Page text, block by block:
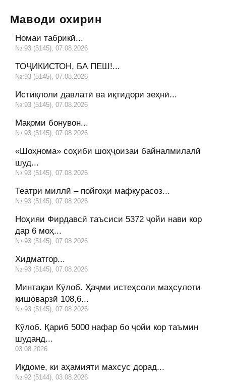
Маводи охирин
Номаи табрикӣ...
№:93 (5145), 07.08.2026
ТОҶИКИСТОН, БА ПЕШ!...
№:93 (5145), 07.08.2026
Истиқлоли давлатӣ ва иқтидори зеҳнӣ...
№:93 (5145), 07.08.2026
Мақоми бонувон...
№:93 (5145), 07.08.2026
«Шоҳнома» соҳиби шоҳҷоизаи байналмилалӣ
шуд...
№:93 (5145), 07.08.2026
Театри миллӣ – пойгоҳи мафкурасоз...
№:93 (5145), 07.08.2026
Ноҳияи Фирдавсӣ таъсиси 5372 ҷойи нави кор
дар 6 моҳ...
№:93 (5145), 07.08.2026
Хидматгор...
№:93 (5145), 07.08.2026
Минтақаи Кӯлоб. Ҳаҷми истеҳсоли маҳсулоти
кишоварзӣ 108,6...
№:93 (5145), 07.08.2026
Кӯлоб. Қариб 5000 нафар бо ҷойи кор таъмин
шуданд...
03.08.2026
Иқдоме, ки аҳамияти махсус дорад...
№:92 (5144), 03.08.2026